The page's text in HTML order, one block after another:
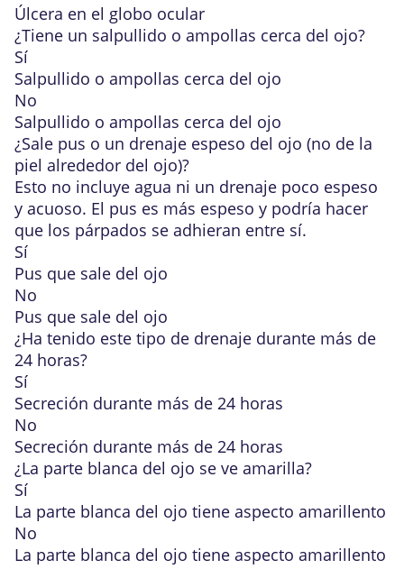
Úlcera en el globo ocular
¿Tiene un salpullido o ampollas cerca del ojo?
Sí
Salpullido o ampollas cerca del ojo
No
Salpullido o ampollas cerca del ojo
¿Sale pus o un drenaje espeso del ojo (no de la
piel alrededor del ojo)?
Esto no incluye agua ni un drenaje poco espeso
y acuoso. El pus es más espeso y podría hacer
que los párpados se adhieran entre sí.
Sí
Pus que sale del ojo
No
Pus que sale del ojo
¿Ha tenido este tipo de drenaje durante más de
24 horas?
Sí
Secreción durante más de 24 horas
No
Secreción durante más de 24 horas
¿La parte blanca del ojo se ve amarilla?
Sí
La parte blanca del ojo tiene aspecto amarillento
No
La parte blanca del ojo tiene aspecto amarillento